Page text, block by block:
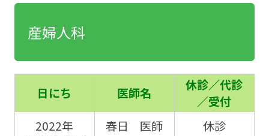
産婦人科
日にち 医師名
休診／代診
／受付
2022年
春日 医師 休診